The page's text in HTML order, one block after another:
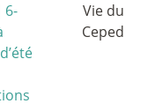
6-
Vie du
Ceped